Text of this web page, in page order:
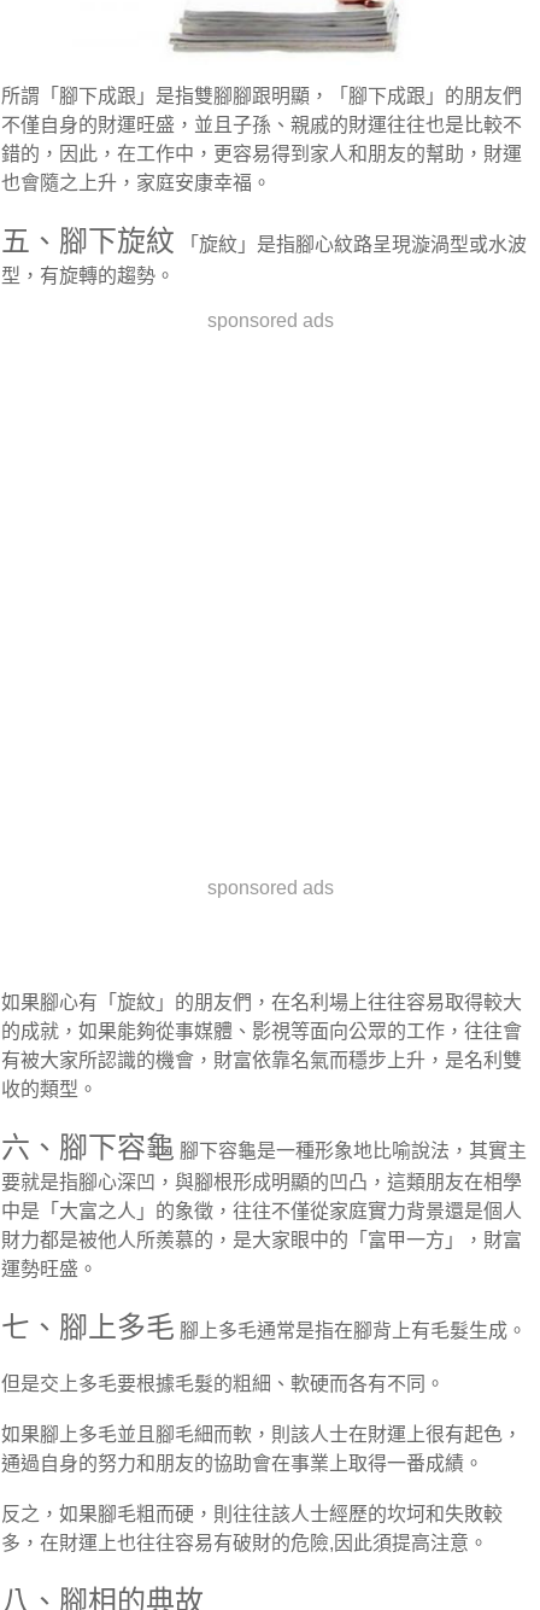
所謂「腳下成跟」是指雙腳腳跟明顯，「腳下成跟」的朋友們
不僅自身的財運旺盛，並且子孫、親戚的財運往往也是比較不
錯的，因此，在工作中，更容易得到家人和朋友的幫助，財運
也會隨之上升，家庭安康幸福。
五、腳下旋紋 「旋紋」是指腳心紋路呈現漩渦型或水波
型，有旋轉的趨勢。
sponsored ads
sponsored ads
如果腳心有「旋紋」的朋友們，在名利場上往往容易取得較大
的成就，如果能夠從事媒體、影視等面向公眾的工作，往往會
有被大家所認識的機會，財富依靠名氣而穩步上升，是名利雙
收的類型。
六、腳下容龜 腳下容龜是一種形象地比喻說法，其實主
要就是指腳心深凹，與腳根形成明顯的凹凸，這類朋友在相學
中是「大富之人」的象徵，往往不僅從家庭實力背景還是個人
財力都是被他人所羨慕的，是大家眼中的「富甲一方」，財富
運勢旺盛。
七、腳上多毛 腳上多毛通常是指在腳背上有毛髮生成。
但是交上多毛要根據毛髮的粗細、軟硬而各有不同。
如果腳上多毛並且腳毛細而軟，則該人士在財運上很有起色，
通過自身的努力和朋友的協助會在事業上取得一番成績。
反之，如果腳毛粗而硬，則往往該人士經歷的坎坷和失敗較
多，在財運上也往往容易有破財的危險,因此須提高注意。
八、腳相的典故